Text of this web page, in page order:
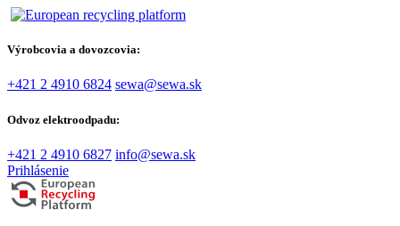
Výrobcovia a dovozcovia:
+421 2 4910 6824 sewa@sewa.sk
Odvoz elektroodpadu:
+421 2 4910 6827 info@sewa.sk
Prihlásenie